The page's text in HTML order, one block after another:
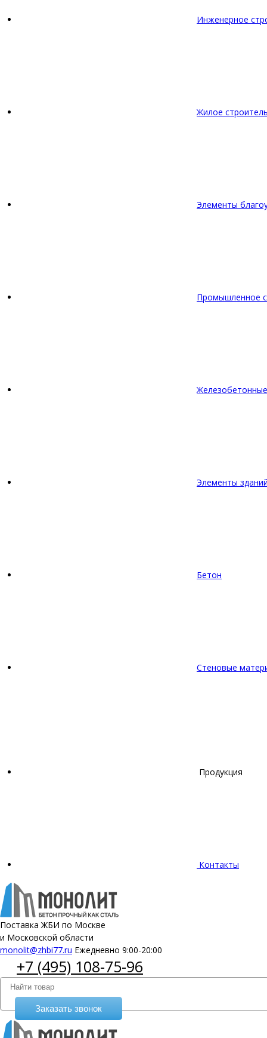
Инженерное
Жилое
Элементы
Промышленное
Элементы
Бетон
Стеновые
Продукция
Контакты
Поставка ЖБИ по Москве
и Московской области
monolit@zhbi77.ru Ежедневно 9:00-20:00
+7 (495) 108-75-96
Заказать звонок